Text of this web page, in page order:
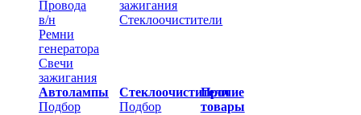
Провода
в/н
Ремни
генератора
Свечи
зажигания
зажигания
Стеклоочистители
Автолампы
Подбор
Стеклоочистители
Подбор
Прочие
товары